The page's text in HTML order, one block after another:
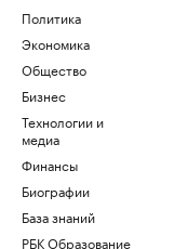
Политика
Экономика
Общество
Бизнес
Технологии и
медиа
Финансы
Биографии
База знаний
РБК Образование